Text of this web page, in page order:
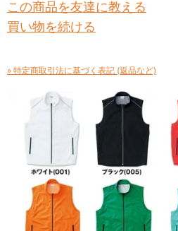
この商品を友達に教える
買い物を続ける
» 特定商取引法に基づく表記 (返品など)